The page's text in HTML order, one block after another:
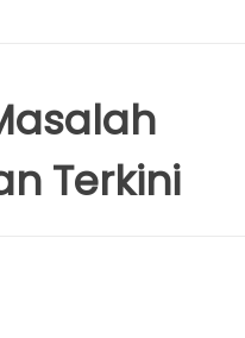
Terkini